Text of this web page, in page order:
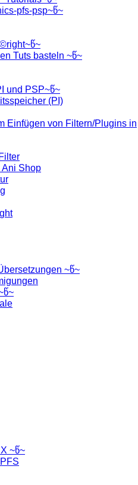
pfs-psp~წ~
Tuts basteln ~წ~
und PSP~წ~
(PI)
Einfügen von Filtern/Plugins in
Shop
~წ~
~წ~